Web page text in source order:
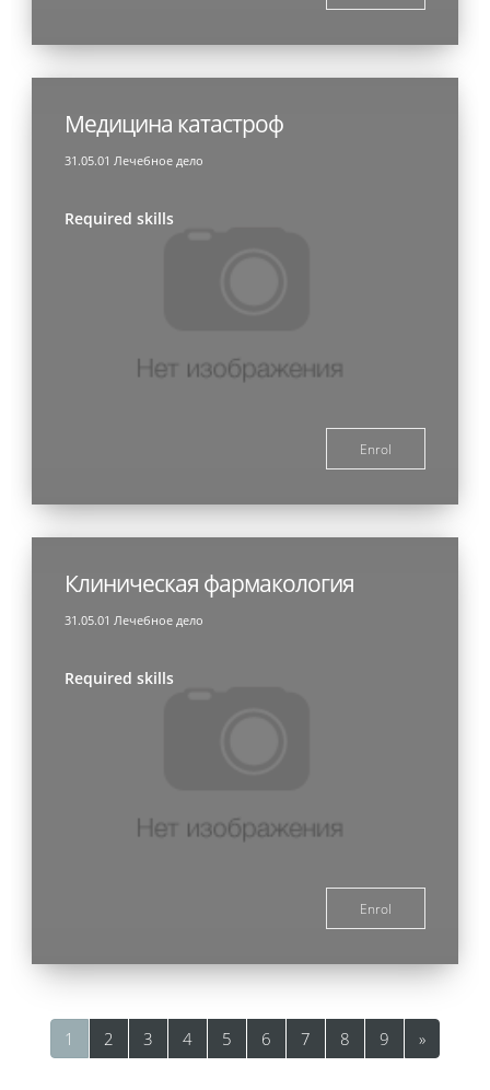
Медицина катастроф
31.05.01 Лечебное дело
Required skills
Enrol
Клиническая фармакология
31.05.01 Лечебное дело
Required skills
Enrol
1 Page 1
2 Page 2
3 Page 3
4Page 4
5 Page 5
6 Page 6
7 Page 7
8 Page 8
9 Page 9
»Next